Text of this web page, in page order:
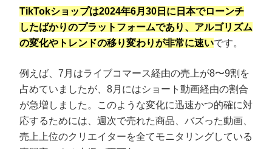
TikTokショップは2024年6月30日に日本でローンチ
したばかりのプラットフォームであり、アルゴリズム
の変化やトレンドの移り変わりが非常に速いです。
例えば、7月はライブコマース経由の売上が8〜9割を
占めていましたが、8月にはショート動画経由の割合
が急増しました。このような変化に迅速かつ的確に対
応するためには、週次で売れた商品、バズった動画、
売上上位のクリエイターを全てモニタリングしている